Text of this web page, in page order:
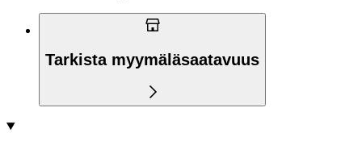
Tarkista myymäläsaatavuus